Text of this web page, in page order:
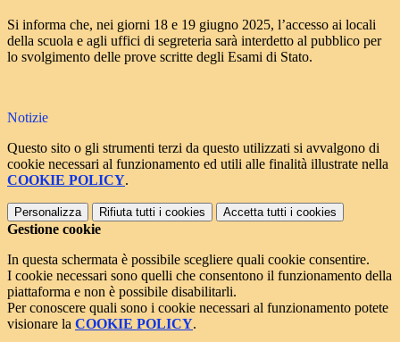
Si informa che, nei giorni 18 e 19 giugno 2025, l’accesso ai locali
della scuola e agli uffici di segreteria sarà interdetto al pubblico per
lo svolgimento delle prove scritte degli Esami di Stato.
Notizie
Questo sito o gli strumenti terzi da questo utilizzati si avvalgono di
cookie necessari al funzionamento ed utili alle finalità illustrate nella
COOKIE POLICY.
Personalizza Rifiuta tutti i cookies Accetta tutti i cookies
Gestione cookie
In questa schermata è possibile scegliere quali cookie consentire.
I cookie necessari sono quelli che consentono il funzionamento della
piattaforma e non è possibile disabilitarli.
Per conoscere quali sono i cookie necessari al funzionamento potete
visionare la COOKIE POLICY.